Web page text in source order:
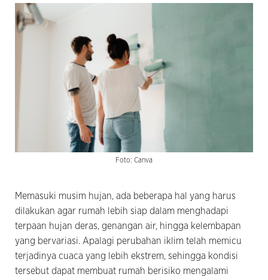
Foto: Canva
Memasuki musim hujan, ada beberapa hal yang harus
dilakukan agar rumah lebih siap dalam menghadapi
terpaan hujan deras, genangan air, hingga kelembapan
yang bervariasi. Apalagi perubahan iklim telah memicu
terjadinya cuaca yang lebih ekstrem, sehingga kondisi
tersebut dapat membuat rumah berisiko mengalami